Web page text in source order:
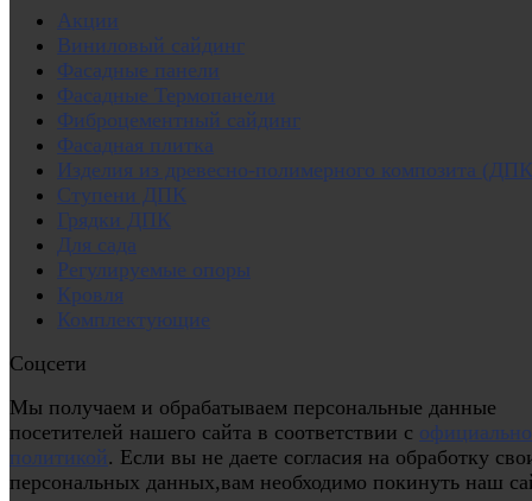
Акции
Виниловый сайдинг
Фасадные панели
Фасадные Термопанели
Фиброцементный сайдинг
Фасадная плитка
Изделия из древесно-полимерного композита
Ступени ДПК
Грядки ДПК
Для сада
Регулируемые опоры
Кровля
Комплектующие
Соцсети
Мы получаем и обрабатываем персональные данные
посетителей нашего сайта в соответствии с
политикой. Если вы не даете согласия на обработку
персональных данных,вам необходимо покинуть наш